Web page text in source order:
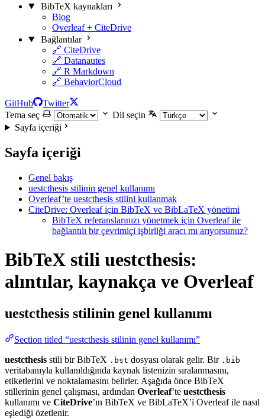
BibTeX kaynakları
Blog
Overleaf + CiteDrive
Bağlantılar
🔗 CiteDrive
🔗 Datanautes
🔗 R Markdown
🔗 BehaviorCloud
GitHub
Twitter
Tema seç
Dil seçin
Sayfa içeriği
Sayfa içeriği
Genel bakış
uestcthesis stilinin genel kullanımı
Overleaf’te uestcthesis stilini kullanmak
CiteDrive: Overleaf için BibTeX ve BibLaTeX yönetimi
BibTeX referanslarınızı yönetmek için Overleaf ile
bağlantılı bir çevrimiçi işbirliği aracı mı arıyorsunuz?
BibTeX stili uestcthesis:
alıntılar, kaynakça ve Overleaf
uestcthesis stilinin genel kullanımı
Section titled “uestcthesis stilinin genel kullanımı”
uestcthesis stili bir BibTeX .bst dosyası olarak gelir. Bir .bib
veritabanıyla kullanıldığında kaynak listenizin sıralanmasını,
etiketlerini ve noktalamasını belirler. Aşağıda önce BibTeX
stillerinin genel çalışması, ardından Overleaf’te uestcthesis
kullanımı ve CiteDrive’ın BibTeX ve BibLaTeX’i Overleaf ile nasıl
eşlediği özetlenir.